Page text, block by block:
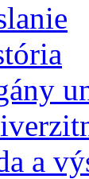
a